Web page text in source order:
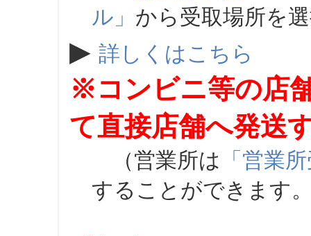
ル」 から受取場所を
▶ 詳しくはこちら
※コンビニ等の店
て直接店舗へ発送
（営業所は 「営業
することができます